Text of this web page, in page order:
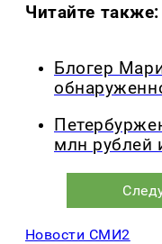
Читайте также:
Блогер
млн рублей
Новости СМИ2